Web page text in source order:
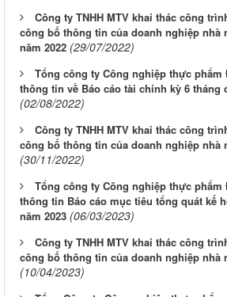
Công ty TNHH MTV khai thác công
công bố thông tin của doanh nghiệp nhà
năm 2022 (29/07/2022)
Tổng công ty Công nghiệp thực
thông tin về Báo cáo tài chính kỳ 6 tháng
(02/08/2022)
Công ty TNHH MTV khai thác công
công bố thông tin của doanh nghiệp nhà
(30/11/2022)
Tổng công ty Công nghiệp thực
thông tin Báo cáo mục tiêu tổng quát kế
năm 2023 (06/03/2023)
Công ty TNHH MTV khai thác công
công bố thông tin của doanh nghiệp nhà
(10/04/2023)